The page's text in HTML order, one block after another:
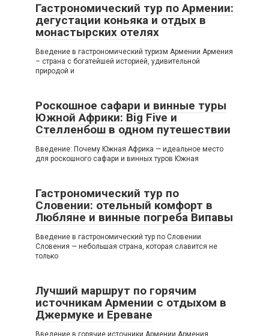
Гастрономический тур по Армении:
дегустации коньяка и отдых в
монастырских отелях
Введение в гастрономический туризм Армении Армения
– страна с богатейшей историей, удивительной
природой и
Роскошное сафари и винные туры
Южной Африки: Big Five и
Стелленбош в одном путешествии
Введение: Почему Южная Африка — идеальное место
для роскошного сафари и винных туров Южная
Гастрономический тур по
Словении: отельный комфорт в
Любляне и винные погреба Випавы
Введение в гастрономический тур по Словении
Словения — небольшая страна, которая славится не
только
Лучший маршрут по горячим
источникам Армении с отдыхом в
Джермуке и Ереване
Введение в горячие источники Армении Армения